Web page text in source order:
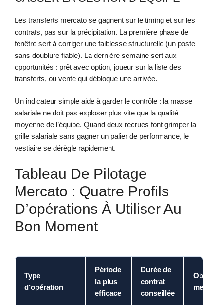
Les transferts mercato se gagnent sur le timing et sur les
contrats, pas sur la précipitation. La première phase de
fenêtre sert à corriger une faiblesse structurelle (un poste
sans doublure fiable). La dernière semaine sert aux
opportunités : prêt avec option, joueur sur la liste des
transferts, ou vente qui débloque une arrivée.
Un indicateur simple aide à garder le contrôle : la masse
salariale ne doit pas exploser plus vite que la qualité
moyenne de l’équipe. Quand deux recrues font grimper la
grille salariale sans gagner un palier de performance, le
vestiaire se dérègle rapidement.
Tableau De Pilotage
Mercato : Quatre Profils
D’opérations À Utiliser Au
Bon Moment
Type
d’opération
Période
la plus
efficace
Durée de
contrat
conseillée